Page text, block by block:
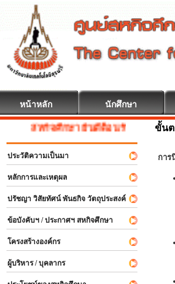
หน้าหลัก นักศึกษา
สหกิจศึกษา ยินดีต้อนรับ
ประวัติความเป็นมา
หลักการและเหตุผล
ปรัชญา วิสัยทัศน์ พันธกิจ วัตถุประสงค์
ข้อบังคับฯ / ประกาศฯ สหกิจศึกษา
โครงสร้างองค์กร
ผู้บริหาร / บุคลากร
ขั้นต
การ